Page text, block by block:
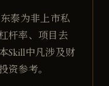
东泰为非上市私
杆率、项目去
Skill中凡涉及财
资参考。